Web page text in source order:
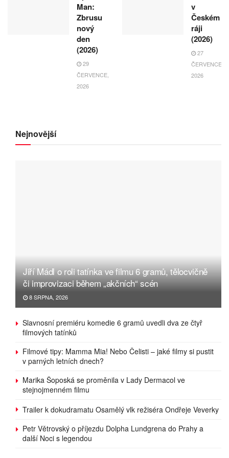
Man:
Zbrusu
nový
den
(2026)
29
ČERVENCE,
2026
v
Českém
ráji
(2026)
27
ČERVENCE,
2026
Nejnovější
Jiří Mádl o roli tatínka ve filmu 6 gramů, tělocvičně
či improvizaci během „akčních“ scén
8 SRPNA, 2026
Slavnosní premiéru komedie 6 gramů uvedli dva ze čtyř
filmových tatínků
Filmové tipy: Mamma Mia! Nebo Čelisti – jaké filmy si pustit
v parných letních dnech?
Marika Šoposká se proměnila v Lady Dermacol ve
stejnojmenném filmu
Trailer k dokudramatu Osamělý vlk režiséra Ondřeje Veverky
Petr Větrovský o příjezdu Dolpha Lundgrena do Prahy a
další Noci s legendou